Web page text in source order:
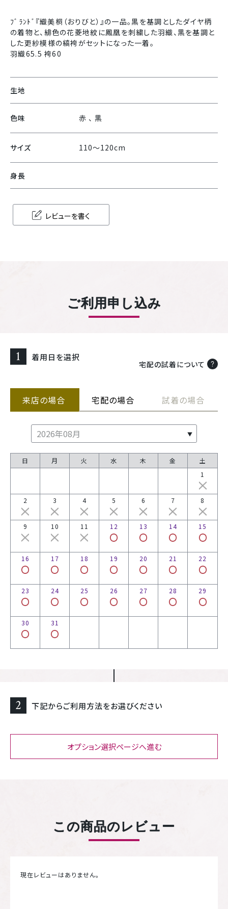
ﾌﾞﾗﾝﾄﾞ『織美桐（おりびと）』の一品。黒を基調としたダイヤ柄
の着物と、緋色の花菱地紋に鳳凰を刺繍した羽織、黒を基調と
した更紗模様の縞袴がセットになった一着。
羽織65.5 袴60
生地
色味 赤 、 黒
サイズ 110〜120cm
身長
レビューを書く
ご利用申し込み
1 着用日を選択
宅配の試着について
来店の場合 宅配の場合 試着の場合
日 月 火 水 木 金
土
1
2 3 4 5 6 7 8
9 10 11 12 13 14 15
16 17 18 19 20 21 22
23 24 25 26 27 28 29
30 31
2 下記からご利用方法をお選びください
オプション選択ページへ進む
この商品のレビュー
現在レビューはありません。